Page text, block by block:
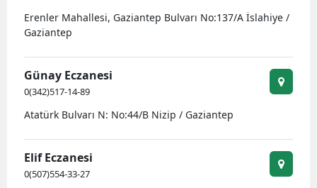
Erenler Mahallesi, Gaziantep Bulvarı No:137/A İslahiye /
Gaziantep
Günay Eczanesi
0(342)517-14-89
Atatürk Bulvarı N: No:44/B Nizip / Gaziantep
Elif Eczanesi
0(507)554-33-27